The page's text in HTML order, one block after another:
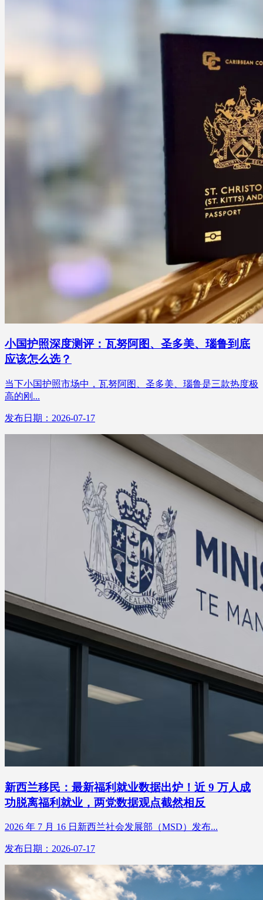
小国护照深度测评：瓦努阿图、圣多美、瑙鲁到底
应该怎么选？
当下小国护照市场中，瓦努阿图、圣多美、瑙鲁是三款热度极
高的刚...
发布日期：2026-07-17
新西兰移民：最新福利就业数据出炉！近 9 万人成
功脱离福利就业，两党数据观点截然相反
2026 年 7 月 16 日新西兰社会发展部（MSD）发布...
发布日期：2026-07-17